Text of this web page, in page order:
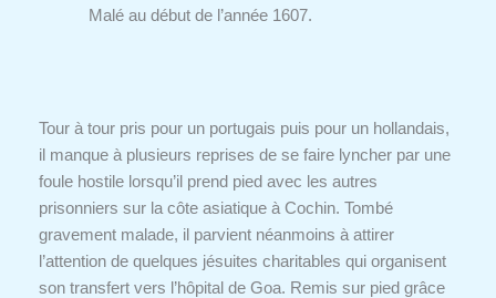
Malé au début de l’année 1607.
Tour à tour pris pour un portugais puis pour un hollandais,
il manque à plusieurs reprises de se faire lyncher par une
foule hostile lorsqu’il prend pied avec les autres
prisonniers sur la côte asiatique à Cochin. Tombé
gravement malade, il parvient néanmoins à attirer
l’attention de quelques jésuites charitables qui organisent
son transfert vers l’hôpital de Goa. Remis sur pied grâce